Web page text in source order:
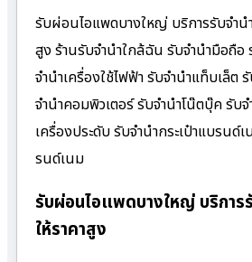
รับผ่อนไอแพดบางใหญ่ บริการรับจำน
สูง ร้านรับจํานําใกล้ฉัน รับจำนำมือถือ
จำนำเครื่องใช้ไฟฟ้า รับจำนำแท็บเล็ต
จำนำคอมพิวเตอร์ รับจำนำโน๊ตบุ๊ค รับ
เครื่องประดับ รับจำนำกระเป๋าแบรนด์
รนด์เนม
รับผ่อนไอแพดบางใหญ่ บริกา
ให้ราคาสูง